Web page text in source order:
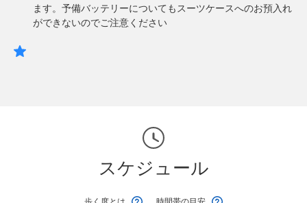
ます。予備バッテリーについてもスーツケースへのお預入れ
ができないのでご注意ください
スケジュール